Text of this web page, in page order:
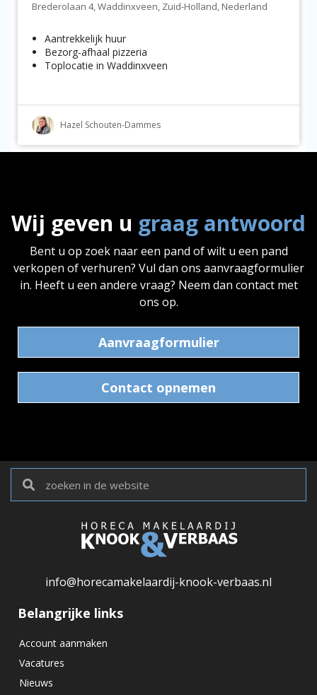
Brederolaan 4, Waddinxveen, Zuid-Holland, Nederland
Aantrekkelijk huur
Bezorg-afhaal pizzeria
Toplocatie in Waddinxveen
Hazel Schouten-Dammes
Wij geven u graag antwoord
Bent u op zoek naar een pand of wilt u een pand
verkopen of verhuren? Vul dan ons aanvraagformulier
in. Heeft u een andere vraag? Neem dan contact met
ons op.
Aanvraagformulier
Contact opnemen
info@horecamakelaardij-knook-verbaas.nl
Belangrijke links
Account aanmaken
Vacatures
Nieuws